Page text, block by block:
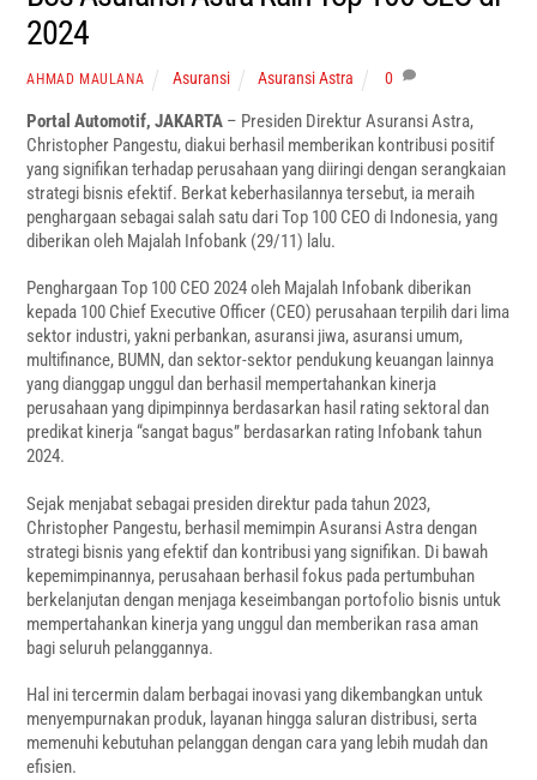
2024
AHMAD MAULANA Asuransi Asuransi Astra 0
Portal Automotif, JAKARTA – Presiden Direktur Asuransi Astra,
Christopher Pangestu, diakui berhasil memberikan kontribusi positif
yang signifikan terhadap perusahaan yang diiringi dengan serangkaian
strategi bisnis efektif. Berkat keberhasilannya tersebut, ia meraih
penghargaan sebagai salah satu dari Top 100 CEO di Indonesia, yang
diberikan oleh Majalah Infobank (29/11) lalu.
Penghargaan Top 100 CEO 2024 oleh Majalah Infobank diberikan
kepada 100 Chief Executive Officer (CEO) perusahaan terpilih dari lima
sektor industri, yakni perbankan, asuransi jiwa, asuransi umum,
multifinance, BUMN, dan sektor-sektor pendukung keuangan lainnya
yang dianggap unggul dan berhasil mempertahankan kinerja
perusahaan yang dipimpinnya berdasarkan hasil rating sektoral dan
predikat kinerja “sangat bagus” berdasarkan rating Infobank tahun
2024.
Sejak menjabat sebagai presiden direktur pada tahun 2023,
Christopher Pangestu, berhasil memimpin Asuransi Astra dengan
strategi bisnis yang efektif dan kontribusi yang signifikan. Di bawah
kepemimpinannya, perusahaan berhasil fokus pada pertumbuhan
berkelanjutan dengan menjaga keseimbangan portofolio bisnis untuk
mempertahankan kinerja yang unggul dan memberikan rasa aman
bagi seluruh pelanggannya.
Hal ini tercermin dalam berbagai inovasi yang dikembangkan untuk
menyempurnakan produk, layanan hingga saluran distribusi, serta
memenuhi kebutuhan pelanggan dengan cara yang lebih mudah dan
efisien.